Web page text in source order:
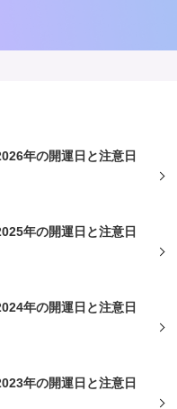
年の開運日と注意日
年の開運日と注意日
年の開運日と注意日
年の開運日と注意日